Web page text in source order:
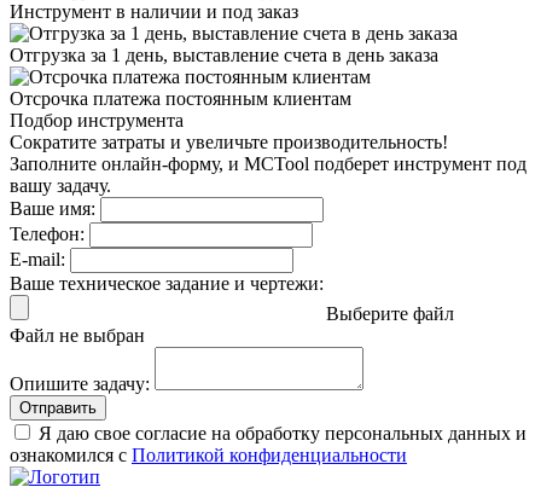
Инструмент в наличии и под заказ
Отгрузка за 1 день, выставление счета в день заказа
Отсрочка платежа постоянным клиентам
Подбор инструмента
Сократите затраты и увеличьте производительность!
Заполните онлайн-форму, и MCTool подберет инструмент под
вашу задачу.
Ваше имя:
Телефон:
E-mail:
Ваше техническое задание и чертежи:
Выберите файл
Файл не выбран
Опишите задачу:
Отправить
Я даю свое согласие на обработку персональных данных и
ознакомился с Политикой конфиденциальности